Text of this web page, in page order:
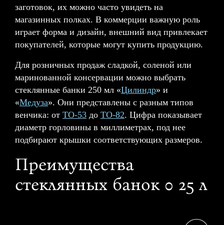
заготовок, их можно часто увидеть на
магазинных полках. В коммерции важную роль
играет форма и дизайн, внешний вид привлекает
покупателей, которые могут купить продукцию.
Для розничных продаж сладкой, соленой или
маринованной консервации можно выбрать
стеклянные банки 250 мл «Цилиндр» и
«Медуза». Они представлены с разным типов
венчика: от ТО-53 до ТО-82. Цифра показывает
диаметр горловины в миллиметрах, под нее
подбирают крышки соответствующих размеров.
Преимущества
стеклянных банок 0 25 л